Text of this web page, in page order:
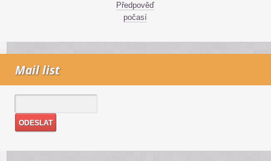
Předpověď
počasí
Mail list